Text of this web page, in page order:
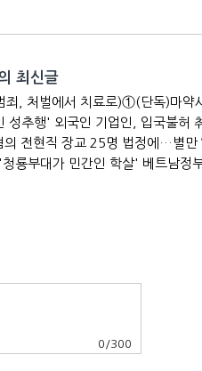
최신글
성추행' 외국인 기업인, 입국불허
의 전현직 장교 25명 법정에…별만
룡부대가 민간인 학살' 베트남정
0 /300